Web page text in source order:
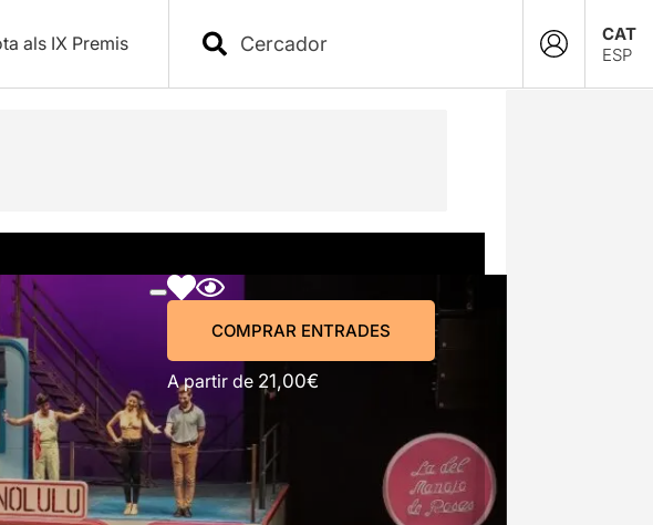
als IX Premis
CAT
ESP
COMPRAR ENTRADES
A partir de 21,00€
COMPRAR ENTRADES